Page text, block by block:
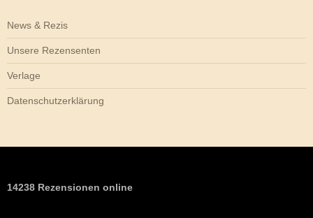
News & Rezis
Unsere Rezensenten
Verlage
Datenschutzerklärung
14238 Rezensionen online